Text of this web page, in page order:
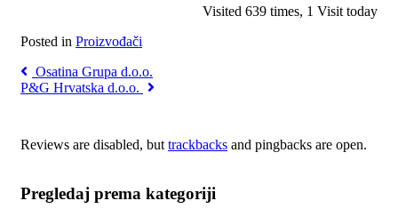
Visited 639 times, 1 Visit today
Posted in Proizvođači
Osatina Grupa d.o.o.
P&G Hrvatska d.o.o.
Reviews are disabled, buttrackbacks and pingbacks are open.
Pregledaj prema kategoriji